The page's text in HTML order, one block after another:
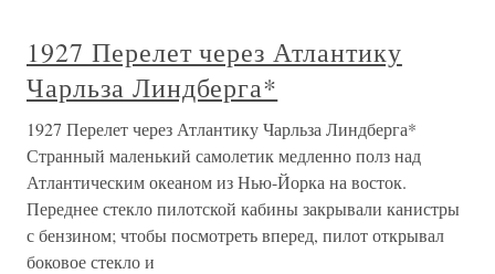
1927 Перелет через Атлантику
Чарльза Линдберга*
1927 Перелет через Атлантику Чарльза Линдберга*
Странный маленький самолетик медленно полз над
Атлантическим океаном из Нью-Йорка на восток.
Переднее стекло пилотской кабины закрывали канистры
с бензином; чтобы посмотреть вперед, пилот открывал
боковое стекло и